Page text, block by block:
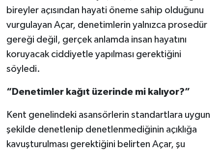
bireyler açısından hayati öneme sahip olduğunu
vurgulayan Açar, denetimlerin yalnızca prosedür
gereği değil, gerçek anlamda insan hayatını
koruyacak ciddiyetle yapılması gerektiğini
söyledi.
“Denetimler kağıt üzerinde mi kalıyor?”
Kent genelindeki asansörlerin standartlara uygun
şekilde denetlenip denetlenmediğinin açıklığa
kavuşturulması gerektiğini belirten Açar, şu